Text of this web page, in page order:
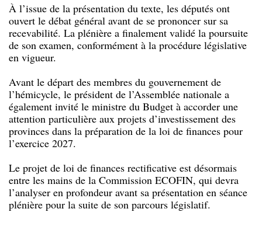
À l’issue de la présentation du texte, les députés ont
ouvert le débat général avant de se prononcer sur sa
recevabilité. La plénière a finalement validé la poursuite
de son examen, conformément à la procédure législative
en vigueur.
Avant le départ des membres du gouvernement de
l’hémicycle, le président de l’Assemblée nationale a
également invité le ministre du Budget à accorder une
attention particulière aux projets d’investissement des
provinces dans la préparation de la loi de finances pour
l’exercice 2027.
Le projet de loi de finances rectificative est désormais
entre les mains de la Commission ECOFIN, qui devra
l’analyser en profondeur avant sa présentation en séance
plénière pour la suite de son parcours législatif.